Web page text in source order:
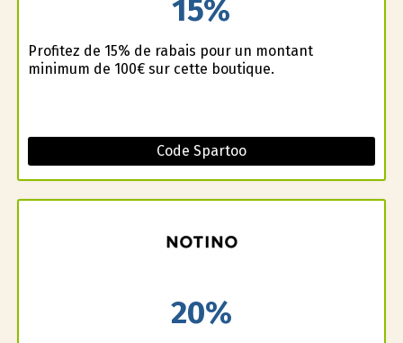
15%
Profitez de 15% de rabais pour un montant
minimum de 100€ sur cette boutique.
Code Spartoo
20%